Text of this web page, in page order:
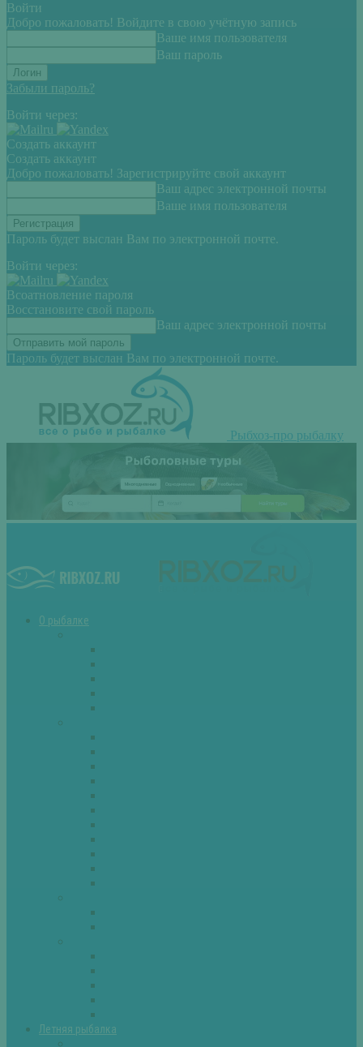
Войти
Добро пожаловать! Войдите в свою учётную запись
Ваше имя пользователя
Ваш пароль
Забыли пароль?
Войти через:
Создать аккаунт
Создать аккаунт
Добро пожаловать! Зарегистрируйте свой аккаунт
Ваш адрес электронной почты
Ваше имя пользователя
Пароль будет выслан Вам по электронной почте.
Войти через:
Всоатновление пароля
Восстановите свой пароль
Ваш адрес электронной почты
Пароль будет выслан Вам по электронной почте.
Рыбхоз-про рыбалку
О рыбалке
Летняя рыбалка